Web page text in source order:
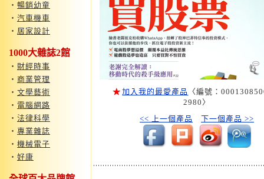
‧ 暢銷幼童
‧ 汽車機車
‧ 居家設計
1000大雜誌2館
‧ 財經時事
‧ 商業管理
‧ 文學藝術
‧ 電腦網路
‧ 法律科學
‧ 專業雜誌
‧ 機械電子
‧ 好康
★加入我的最愛產品 〈編號：
2980〉
<< 上一個產品
下一個產品 >>